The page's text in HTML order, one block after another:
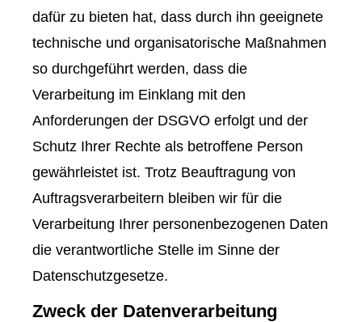
dafür zu bieten hat, dass durch ihn geeignete
technische und organisatorische Maßnahmen
so durchgeführt werden, dass die
Verarbeitung im Einklang mit den
Anforderungen der DSGVO erfolgt und der
Schutz Ihrer Rechte als betroffene Person
gewährleistet ist. Trotz Beauftragung von
Auftragsverarbeitern bleiben wir für die
Verarbeitung Ihrer personenbezogenen Daten
die verantwortliche Stelle im Sinne der
Datenschutzgesetze.
Zweck der Datenverarbeitung